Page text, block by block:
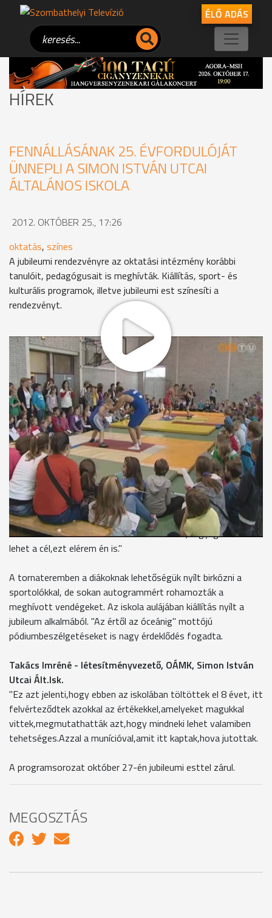
ÉLŐ ADÁS
HÍREK
FENNÁLLÁSÁNAK 25. ÉVFORDULÓJÁT
ÜNNEPLI A SIMON ISTVÁN UTCAI
ÁLTALÁNOS ISKOLA
2012. OKTÓBER 25., 17:26
oktatás, színes
A jubileumi rendezvényre az oktatási intézmény korábbi
tanulóit, pedagógusait is meghívták. Kiállítás, sport- és
kulturális programok, illetve jubileumi est színesíti a
rendezvényt.
Különleges ellenfelet kapott Ligeti Dániel, olimpikon birkózó a
Simon István Utcai Általános Iskola tornatermében. Az
oktatási intézmény fennállásának 25. jubileumát ünnepli, ez
alkalomból hívták meg régi tanítványaikat. Ligeti Dániel
testvérével érkezett, és felidézte az itt töltött évek
emlékeit.
Ligeti Dániel - olimpikon birkózó
"Ez életem egyik legszebb 6 éve volt. Én harmadikban
kezdtem ide járni.Legjobb személyes élményem talán tényleg
az,amit itt mondtam a többieknek is,hogy a sidney-i
olimpián,amikor biológia óráról lejöhettünk megnézni Bárdosi
Sanyit,az egy gyereknek nagyon nagy élmény volt,pláne
bírkózóként.Talán akkor tudatosult bennem,hogy igenis ez
lehet a cél,ezt elérem én is."
A tornateremben a diákoknak lehetőségük nyílt birkózni a
sportolókkal, de sokan autogrammért rohamozták a
meghívott vendégeket. Az iskola aulájában kiállítás nyílt a
jubileum alkalmából. "Az értől az óceánig" mottójú
pódiumbeszélgetéseket is nagy érdeklődés fogadta.
Takács Imréné - létesítményvezető, OÁMK, Simon István
Utcai Ált.Isk.
"Ez azt jelenti,hogy ebben az iskolában töltöttek el 8 évet, itt
felvérteződtek azokkal az értékekkel,amelyeket magukkal
vittek,megmutathatták azt,hogy mindneki lehet valamiben
tehetséges.Azzal a munícióval,amit itt kaptak,hova jutottak.
A programsorozat október 27-én jubileumi esttel zárul.
MEGOSZTÁS